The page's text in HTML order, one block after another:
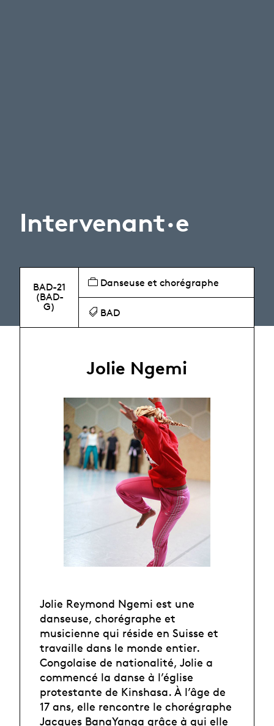
Intervenant·e
BAD-21
(BAD-
G)
Danseuse et chorégraphe
BAD
Jolie Ngemi
Jolie Reymond Ngemi est une
danseuse, chorégraphe et
musicienne qui réside en Suisse et
travaille dans le monde entier.
Congolaise de nationalité, Jolie a
commencé la danse à l’église
protestante de Kinshasa. À l’âge de
17 ans, elle rencontre le chorégraphe
Jacques BanaYanga grâce à qui elle